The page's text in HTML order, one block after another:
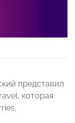
представил
которая